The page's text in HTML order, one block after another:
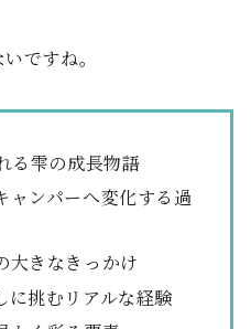
ですね。
る雫の成長物語
ャンパーへ変化する過
大きなきっかけ
に挑むリアルな経験